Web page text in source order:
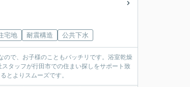
宅地 耐震構造 公共下水
で、お子様のこともバッチリです。浴室乾燥
タッフが行田市での住まい探しをサポート致
とよりスムーズです。